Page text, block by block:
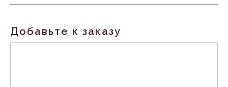
Добавьте к заказу